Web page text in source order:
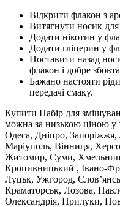
Відкрити флакон з
Витягнути носик
Додати нікотин у
Додати гліцерин у
Поставити назад
флакон і добре
Бажано настояти
передачі смаку.
Купити Набір для
можна за низькою ціною у
Одеса, Дніпро, Запоріжжя,
Маріуполь, Вінниця,
Житомир, Суми,
Кропивницький , Івано-
Луцьк, Ужгород,
Краматорськ, Лозова,
Олександрія, Прилуки,